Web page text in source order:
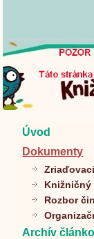
Úvod
Dokumenty
Rozbor
Archív